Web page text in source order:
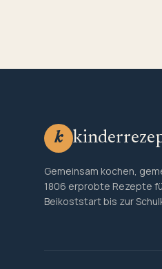
k
Gemeinsam kochen,
1806 erprobte Rezepte
Beikoststart bis zur